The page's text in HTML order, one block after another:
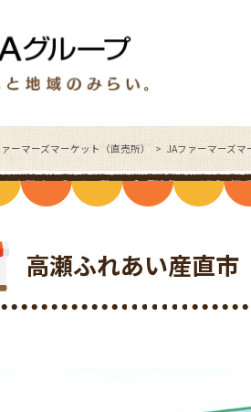
ーマーズマーケット（直売所） JAファーマーズ
高瀬ふれあい産直市